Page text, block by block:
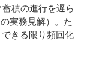
積の進行を遅ら
実務見解）。た
きる限り頻回化